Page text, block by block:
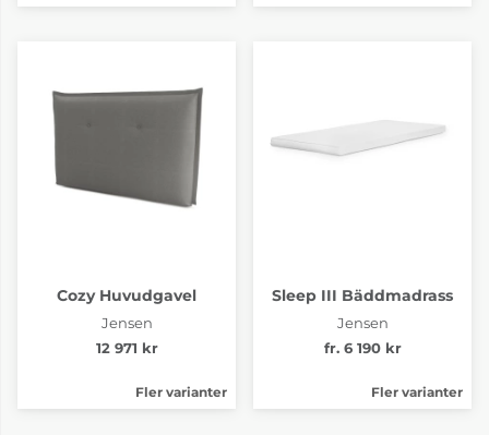
Cozy Huvudgavel
Jensen
12 971 kr
Fler varianter
Sleep III Bäddmadrass
Jensen
fr. 6 190 kr
Fler varianter